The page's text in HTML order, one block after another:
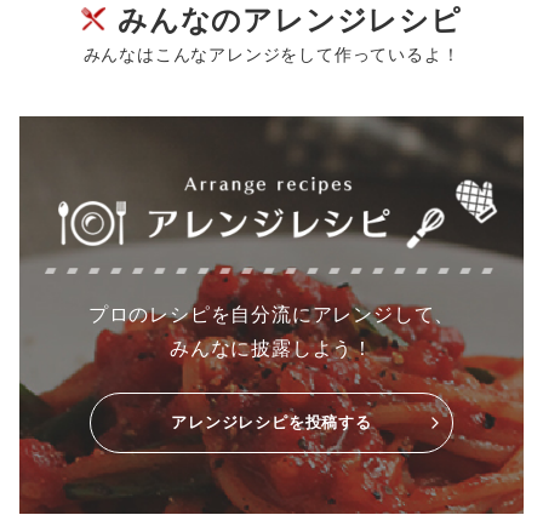
みんなのアレンジレシピ
みんなはこんなアレンジをして作っているよ！
プロのレシピを自分流にアレンジして、
みんなに披露しよう！
アレンジレシピを投稿する